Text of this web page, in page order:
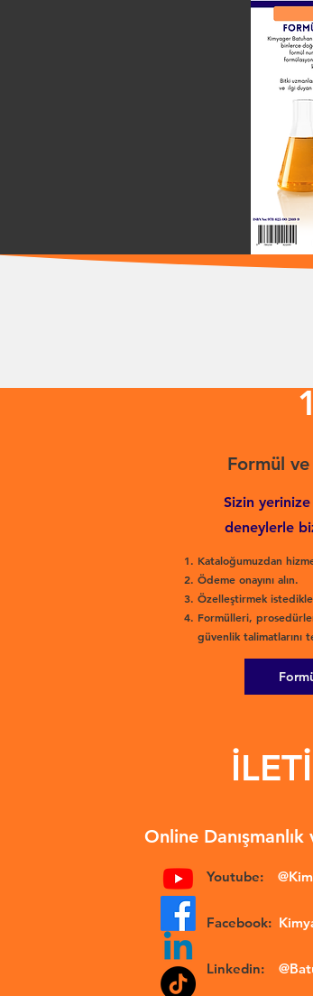
1
Formül
Sizin
deneylerle
Kataloğumuzdan
Ödeme onayını alın.
Özelleştirmek
Formülleri,
güvenlik talimatlarını
Online
Youtube:
Facebook:
Linkedin: